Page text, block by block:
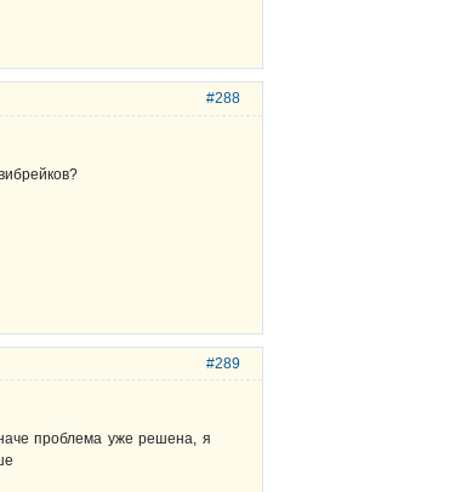
#288
#289
проблема уже решена, я